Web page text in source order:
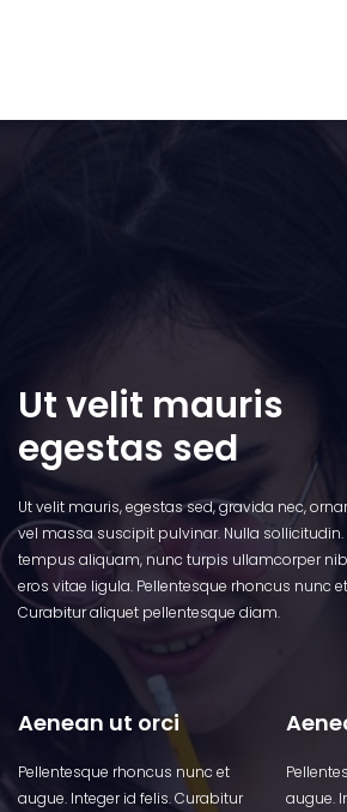
Ut velit mauris
egestas sed
Ut velit mauris, egestas sed, gravida nec,
vel massa suscipit pulvinar. Nulla sollicitudin.
tempus aliquam, nunc turpis ullamcorper
eros vitae ligula. Pellentesque rhoncus nunc
Curabitur aliquet pellentesque diam.
Aenean ut orci
Pellentesque rhoncus nunc et
augue. Integer id felis. Curabitur
augue.